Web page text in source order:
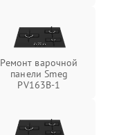
Ремонт варочной
панели Smeg
PV163B-1